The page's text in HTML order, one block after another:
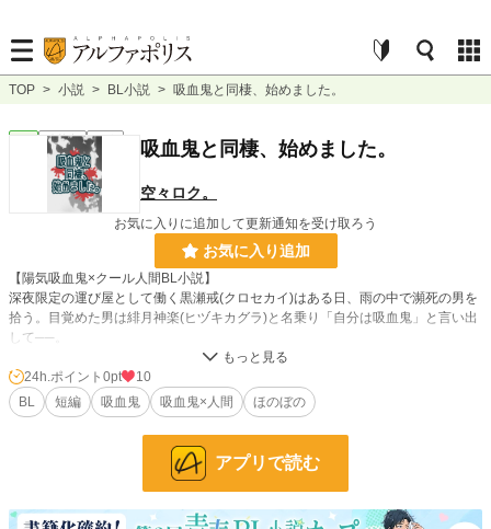
TOP > 小説 > BL小説 > 吸血鬼と同棲、始めました。
連載中 短編 吸血鬼と同棲、始めました。
空々ロク。
お気に入りに追加して更新通知を受け取ろう
お気に入り追加
【陽気吸血鬼×クール人間BL小説】
深夜限定の運び屋として働く黒瀬戒(クロセカイ)はある日、雨の中で瀕死の男を
拾う。目覚めた男は緋月神楽(ヒヅキカグラ)と名乗り「自分は吸血鬼」と言い出
して──。
小説 228,726 位 / 228,726 件
24h.ポイント 0pt
10
BL
短編 吸血鬼 吸血鬼×人間 ほのぼの
アプリで読む